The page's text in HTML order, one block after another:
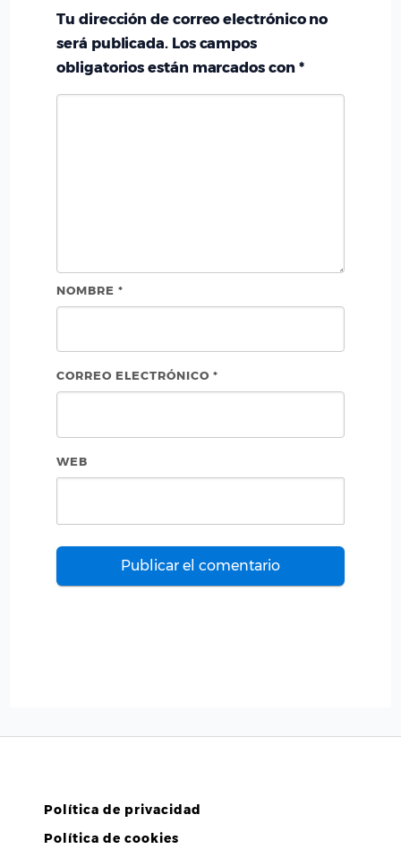
Tu dirección de correo electrónico no
será publicada. Los campos
obligatorios están marcados con *
NOMBRE*
CORREO ELECTRÓNICO*
WEB
Política de privacidad
Política de cookies